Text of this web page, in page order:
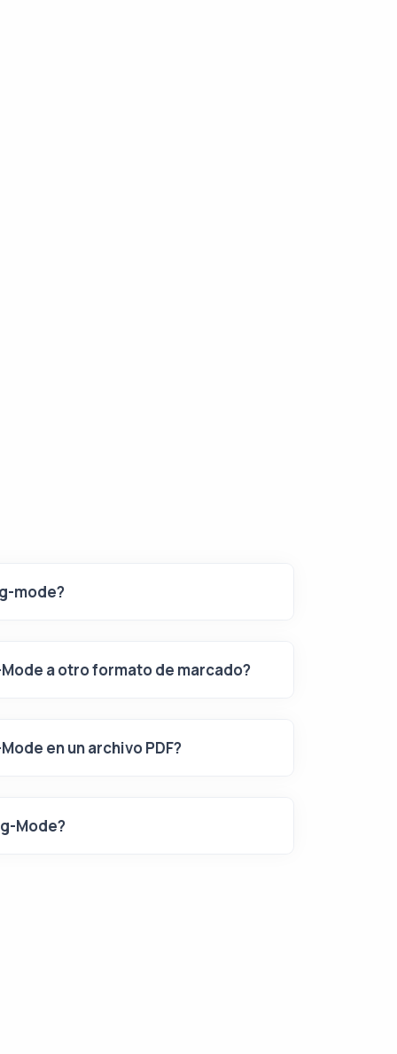
mode?
a otro formato de marcado?
en un archivo PDF?
Mode?